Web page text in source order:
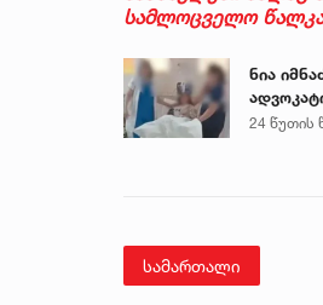
სამლოცველო
ნია
24 წუთის
სამართალი